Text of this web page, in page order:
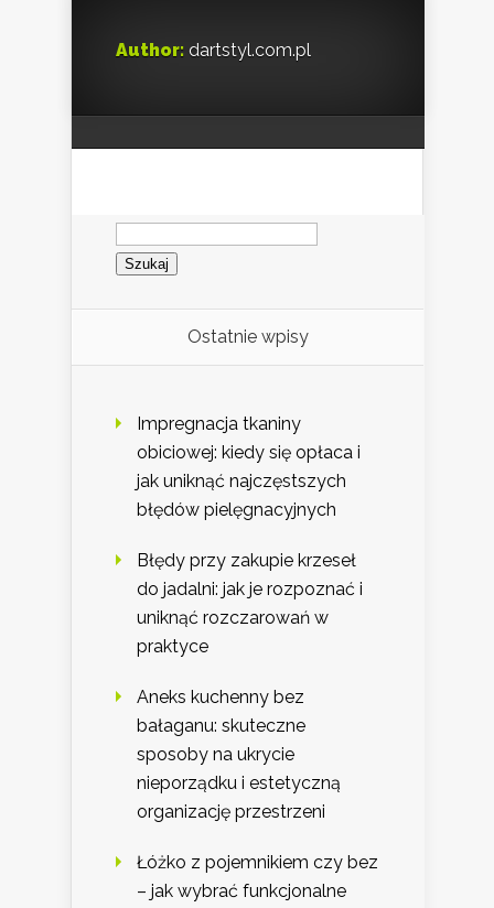
Author: dartstyl.com.pl
Szukaj:
Ostatnie wpisy
Impregnacja tkaniny
obiciowej: kiedy się opłaca i
jak uniknąć najczęstszych
błędów pielęgnacyjnych
Błędy przy zakupie krzeseł
do jadalni: jak je rozpoznać i
uniknąć rozczarowań w
praktyce
Aneks kuchenny bez
bałaganu: skuteczne
sposoby na ukrycie
nieporządku i estetyczną
organizację przestrzeni
Łóżko z pojemnikiem czy bez
– jak wybrać funkcjonalne